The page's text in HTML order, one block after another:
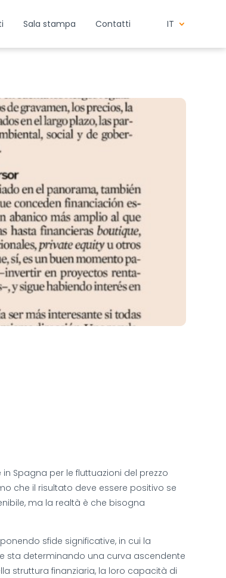
Sala stampa Contatti IT
Spagna per le fluttuazioni del prezzo
che il risultato deve essere positivo se
ma la realtà è che bisogna
sfide significative, in cui la
sta determinando una curva ascendente
struttura finanziaria, la loro capacità di